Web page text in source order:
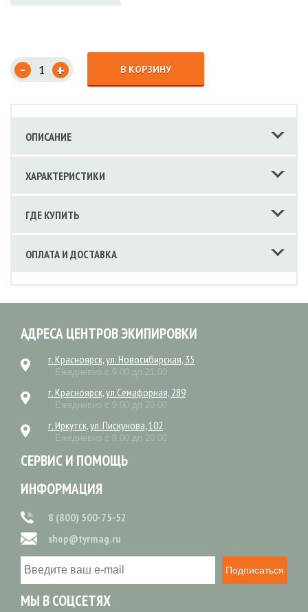
- + В КОРЗИНУ
ОПИСАНИЕ
ХАРАКТЕРИСТИКИ
ГДЕ КУПИТЬ
ОПЛАТА И ДОСТАВКА
АДРЕСА ЦЕНТРОВ ЭКИПИРОВКИ
г. Красноярск, ул. Новосибирская, 35
Ежедневно с 9.00 до 21.00
г. Красноярск, ул.Семафорная, 289
Ежедневно с 9.00 до 20.00
г. Иркутск, ул. Пискунова, 102
Ежедневно с 9.00 до 20.00
СЕРВИС И ПОМОЩЬ
ИНФОРМАЦИЯ
8 (800) 500-75-52
shop@tyrmag.ru
Подписаться
МЫ В СОЦСЕТЯХ